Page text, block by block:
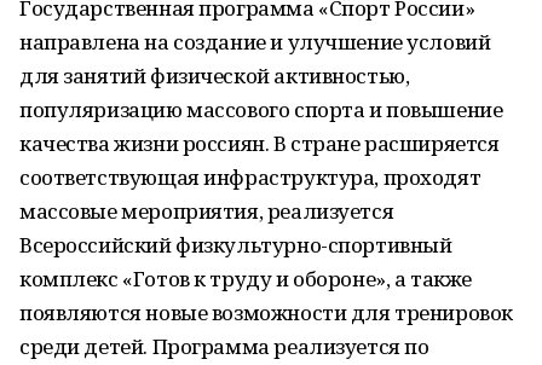
Государственная программа «Спорт России»
направлена на создание и улучшение условий
для занятий физической активностью,
популяризацию массового спорта и повышение
качества жизни россиян. В стране расширяется
соответствующая инфраструктура, проходят
массовые мероприятия, реализуется
Всероссийский физкультурно-спортивный
комплекс «Готов к труду и обороне», а также
появляются новые возможности для тренировок
среди детей. Программа реализуется по